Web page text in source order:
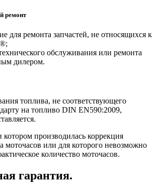
ремонт
для ремонта запчастей, не относящихся к
обслуживания или ремонта
дилером.
топлива, не соответствующего
на топливо DIN EN590:2009,
производилась коррекция
моточасов или для которого невозможно
количество моточасов.
гарантия.